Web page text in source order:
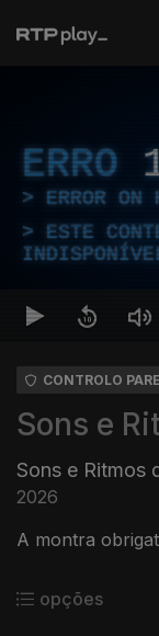
ERRO
ERROR ON
ESTE
CONTROLO
Sons e
Sons e Ritmos
2026
A montra
opções